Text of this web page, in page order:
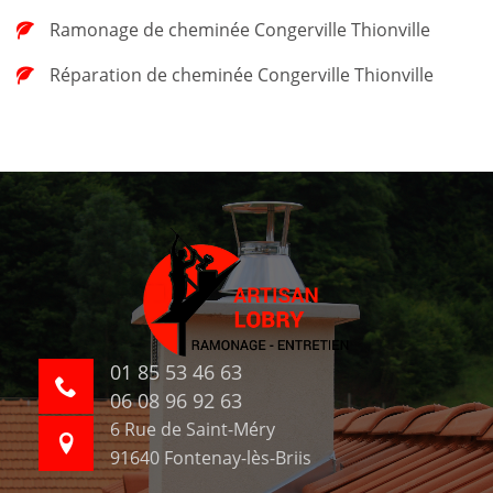
Ramonage de cheminée Congerville Thionville
Réparation de cheminée Congerville Thionville
01 85 53 46 63
06 08 96 92 63
6 Rue de Saint-Méry
91640 Fontenay-lès-Briis